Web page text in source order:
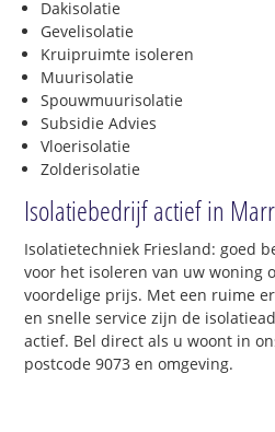
Dakisolatie
Gevelisolatie
Kruipruimte isoleren
Muurisolatie
Spouwmuurisolatie
Subsidie Advies
Vloerisolatie
Zolderisolatie
Isolatiebedrijf actief in
Isolatietechniek Friesland: goed
voor het isoleren van uw woning
voordelige prijs. Met een ruime
en snelle service zijn de
actief. Bel direct als u woont in
postcode 9073 en omgeving.